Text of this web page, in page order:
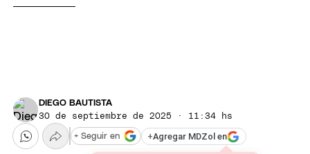
DIEGO BAUTISTA
30 de septiembre de 2025 · 11:34 hs
+Agregar MDZol en
+ Seguir en